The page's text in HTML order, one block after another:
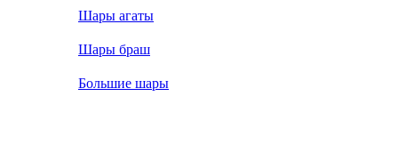
Шары агаты
Шары браш
Большие шары